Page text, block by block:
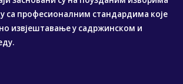
са професионалним стандардима које
извјештавање у садржинском и